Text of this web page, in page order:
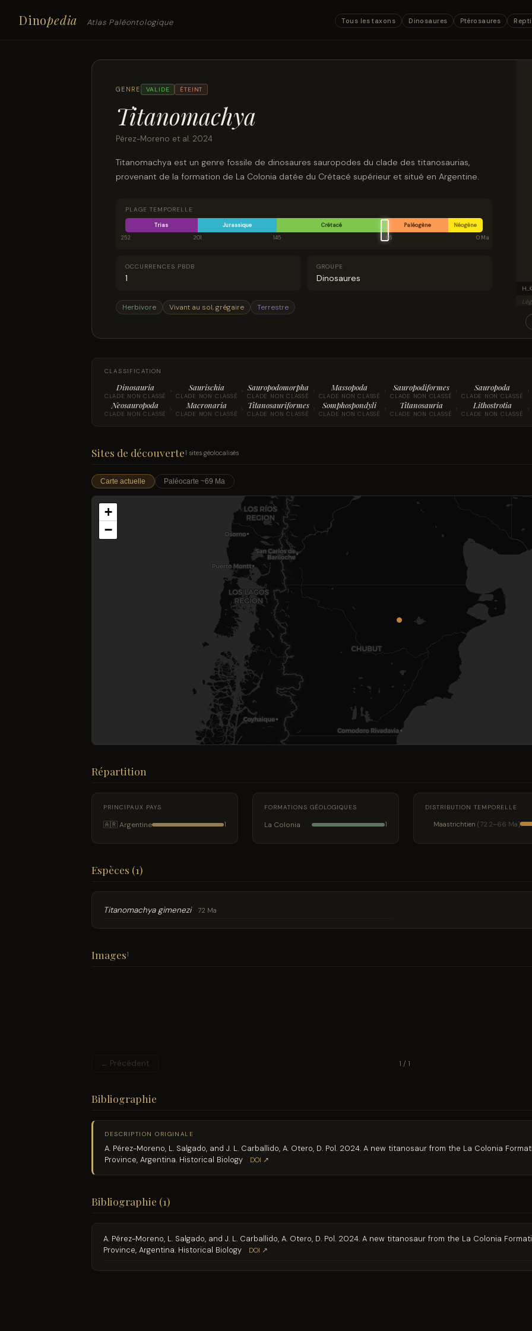
Dinopedia Atlas Paléontologique Tous les taxons Dinosaures Ptérosaures
GENRE VALIDE ÉTEINT
Titanomachya
Pérez-Moreno et al. 2024
Titanomachya est un genre fossile de dinosaures sauropodes du clade des titanosaurias,
provenant de la formation de La Colonia datée du Crétacé supérieur et situé en Argentine.
PLAGE TEMPORELLE
Trias Jurassique Crétacé Paléogène
Néogène
252
201 145 66 0 Ma
OCCURRENCES PBDB
1
GROUPE
Dinosaures
Herbivore Vivant au sol, grégaire Terrestre
Holotype of Titanomachya gimenezi (in situ)
CLASSIFICATION
Dinosauria
CLADE NON CLASSÉ › Saurischia
CLADE NON CLASSÉ › Sauropodomorpha
CLADE NON CLASSÉ › Massopoda
CLADE NON CLASSÉ › Sauropodiformes
CLADE NON CLASSÉ › Sauropoda
CLADE NON CLASSÉ ›
Neosauropoda
CLADE NON CLASSÉ › Macronaria
CLADE NON CLASSÉ › Titanosauriformes
CLADE NON CLASSÉ › Somphospondyli
CLADE NON CLASSÉ › Titanosauria
CLADE NON CLASSÉ › Lithostrotia
CLADE NON CLASSÉ ›
Sites de découverte1 sites géolocalisés
Carte actuelle Paléocarte ~69 Ma
+
−
Répartition
PRINCIPAUX PAYS
🇦🇷 Argentine 1
FORMATIONS GÉOLOGIQUES
La Colonia 1
DISTRIBUTION TEMPORELLE
Maastrichtien (72.2–66 Ma)
Espèces (1)
Titanomachya gimenezi 72 Ma
Images1
← Précédent 1 / 1
Bibliographie
DESCRIPTION ORIGINALE
A. Pérez-Moreno, L. Salgado, and J. L. Carballido, A. Otero, D. Pol. 2024. A new titanosaur from the La Colonia
Province, Argentina. Historical Biology
DOI ↗
Bibliographie (1)
A. Pérez-Moreno, L. Salgado, and J. L. Carballido, A. Otero, D. Pol. 2024. A new titanosaur from the La Colonia
Province, Argentina. Historical Biology
DOI ↗